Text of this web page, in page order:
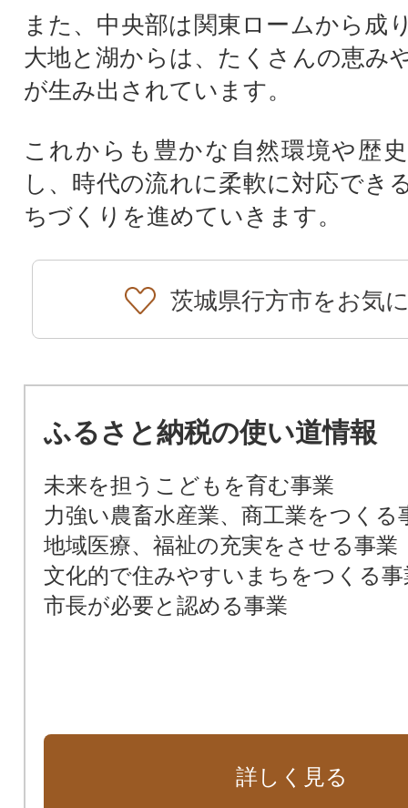
また、中央部は関東ロームから成
大地と湖からは、たくさんの恵み
が生み出されています。
これからも豊かな自然環境や歴
し、時代の流れに柔軟に対応でき
ちづくりを進めていきます。
茨城県行方市をお気
ふるさと納税の使い道情報
未来を担うこどもを育む事業
力強い農畜水産業、商工業をつくる
地域医療、福祉の充実をさせる事業
文化的で住みやすいまちをつくる事
市長が必要と認める事業
詳しく見る